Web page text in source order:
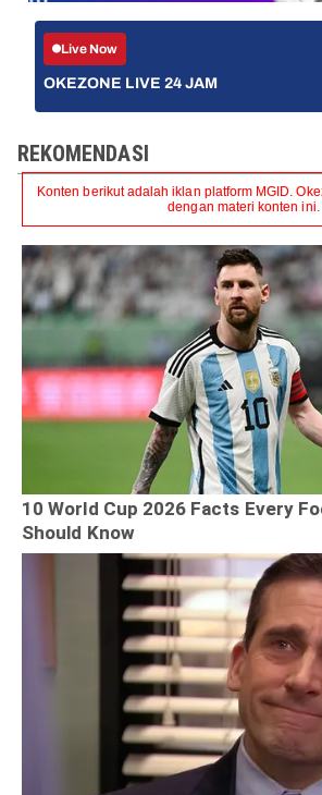
Live Now
OKEZONE LIVE 24 JAM